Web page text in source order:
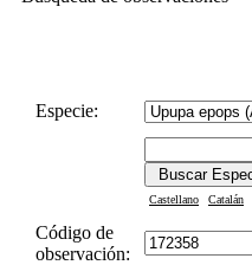
Especie:
Castellano Catalán
Código de
observación: